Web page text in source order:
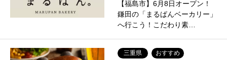
【福島市】6月8日オープン！
鎌田の「まるぱんベーカリー」
へ行こう！こだわり素…
三重県
おすすめ